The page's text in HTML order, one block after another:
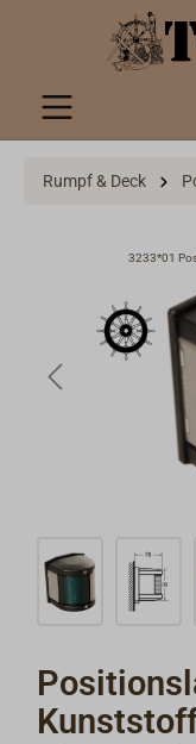
springen
Rumpf & Deck
3233*01